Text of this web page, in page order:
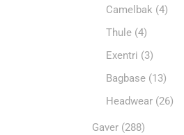
Camelbak (4)
Thule (4)
Exentri (3)
Bagbase (13)
Headwear (26)
Gaver (288)